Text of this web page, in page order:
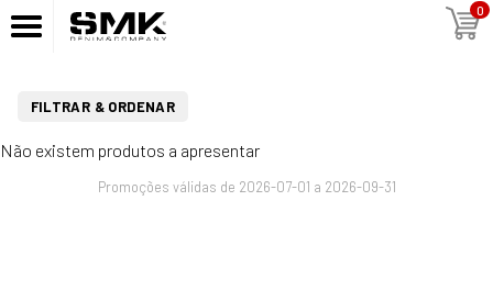
0
FILTRAR & ORDENAR
Não existem produtos a apresentar
Promoções válidas de 2026-07-01 a 2026-09-31